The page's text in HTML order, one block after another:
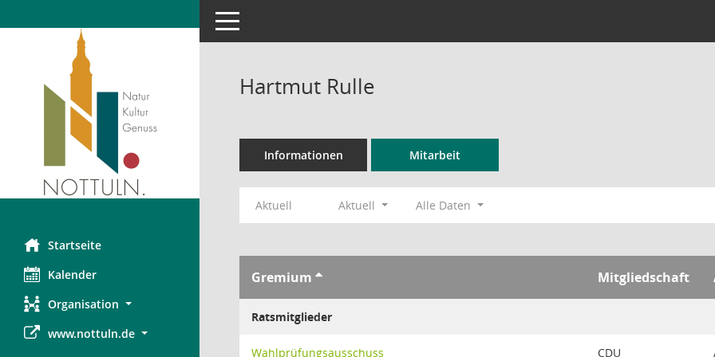
Startseite
Kalender
Organisation
www.nottuln.de
Toggle navigation
Hartmut Rulle
Informationen Mitarbeit
Aktuell Aktuell Alle Daten
Gremium Mitgliedschaft
Ratsmitglieder
Wahlprüfungsausschuss CDU